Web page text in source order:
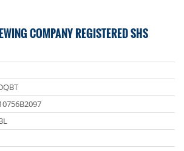
COMPANY REGISTERED SHS